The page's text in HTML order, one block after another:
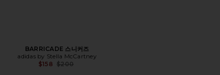
BARRICADE 스니커즈
adidas by Stella McCartney
$158 Previous price:
$200